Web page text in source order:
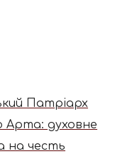
Патріарх
Арта: духовне
на честь